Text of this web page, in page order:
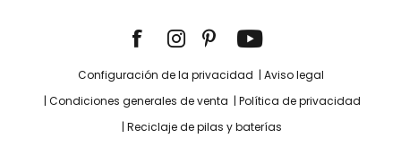
Configuración de la privacidad
Aviso legal
Condiciones generales de venta
Política de privacidad
Reciclaje de pilas y baterías